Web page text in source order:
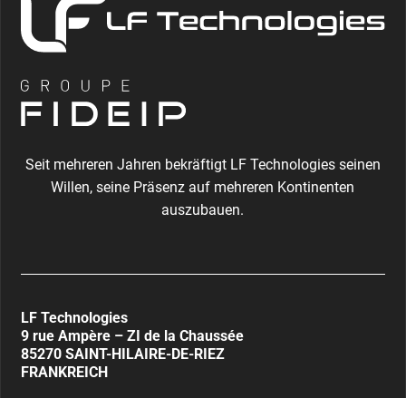
Seit mehreren Jahren bekräftigt LF Technologies seinen
Willen, seine Präsenz auf mehreren Kontinenten
auszubauen.
LF Technologies
9 rue Ampère – ZI de la Chaussée
85270 SAINT-HILAIRE-DE-RIEZ
FRANKREICH